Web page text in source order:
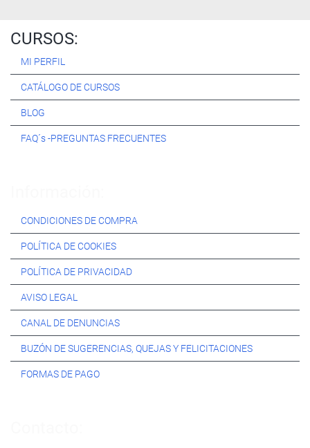
CURSOS:
MI PERFIL
CATÁLOGO DE CURSOS
BLOG
FAQ´s -PREGUNTAS FRECUENTES
CONDICIONES DE COMPRA
POLÍTICA DE COOKIES
POLÍTICA DE PRIVACIDAD
AVISO LEGAL
CANAL DE DENUNCIAS
BUZÓN DE SUGERENCIAS, QUEJAS Y FELICITACIONES
FORMAS DE PAGO